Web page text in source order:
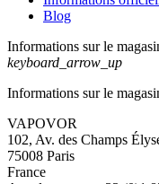
Blog
Informations sur le
keyboard_arrow_up
Informations sur le
VAPOVOR
102, Av. des Champs
75008 Paris
France